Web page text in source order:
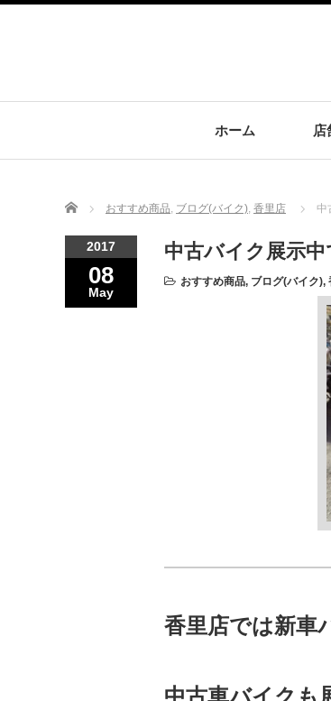
ホーム 店
Home おすすめ商品, ブログ(バイク), 香里店 中
2017
08
May
中古バイク展示中
おすすめ商品, ブログ(バイク),
香里店では新車
中古車バイクも